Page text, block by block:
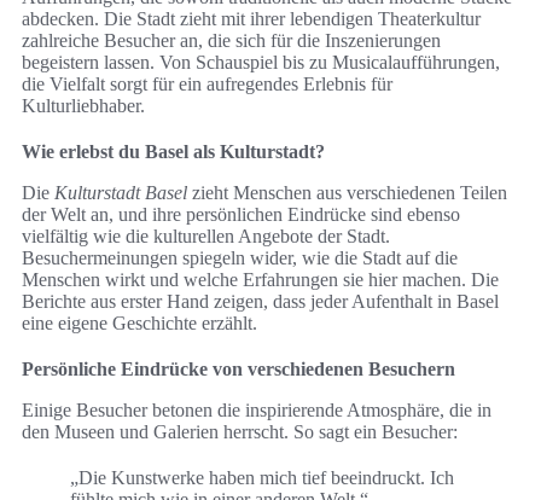
abdecken. Die Stadt zieht mit ihrer lebendigen Theaterkultur
zahlreiche Besucher an, die sich für die Inszenierungen
begeistern lassen. Von Schauspiel bis zu Musicalaufführungen,
die Vielfalt sorgt für ein aufregendes Erlebnis für
Kulturliebhaber.
Wie erlebst du Basel als Kulturstadt?
Die Kulturstadt Basel zieht Menschen aus verschiedenen Teilen
der Welt an, und ihre persönlichen Eindrücke sind ebenso
vielfältig wie die kulturellen Angebote der Stadt.
Besuchermeinungen spiegeln wider, wie die Stadt auf die
Menschen wirkt und welche Erfahrungen sie hier machen. Die
Berichte aus erster Hand zeigen, dass jeder Aufenthalt in Basel
eine eigene Geschichte erzählt.
Persönliche Eindrücke von verschiedenen Besuchern
Einige Besucher betonen die inspirierende Atmosphäre, die in
den Museen und Galerien herrscht. So sagt ein Besucher:
„Die Kunstwerke haben mich tief beeindruckt. Ich